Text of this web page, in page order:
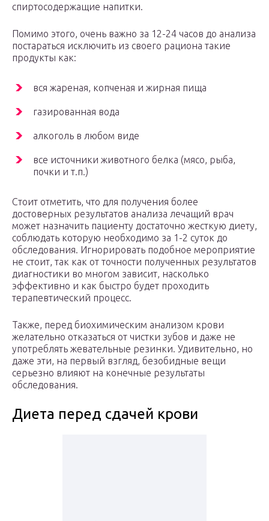
спиртосодержащие напитки.
Помимо этого, очень важно за 12-24 часов до анализа
постараться исключить из своего рациона такие
продукты как:
вся жареная, копченая и жирная пища
газированная вода
алкоголь в любом виде
все источники животного белка (мясо, рыба,
почки и т.п.)
Стоит отметить, что для получения более
достоверных результатов анализа лечащий врач
может назначить пациенту достаточно жесткую диету,
соблюдать которую необходимо за 1-2 суток до
обследования. Игнорировать подобное мероприятие
не стоит, так как от точности полученных результатов
диагностики во многом зависит, насколько
эффективно и как быстро будет проходить
терапевтический процесс.
Также, перед биохимическим анализом крови
желательно отказаться от чистки зубов и даже не
употреблять жевательные резинки. Удивительно, но
даже эти, на первый взгляд, безобидные вещи
серьезно влияют на конечные результаты
обследования.
Диета перед сдачей крови